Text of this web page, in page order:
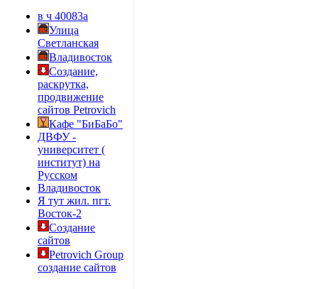
в ч 40083а
Улица
Светланская
Владивосток
Создание,
раскрутка,
продвижение
сайтов Petrovich
Кафе "БиБаБо"
ДВФУ -
университет (
институт) на
Русском
Владивосток
Я тут жил. пгт.
Восток-2
Создание
сайтов
Petrovich Group
создание сайтов